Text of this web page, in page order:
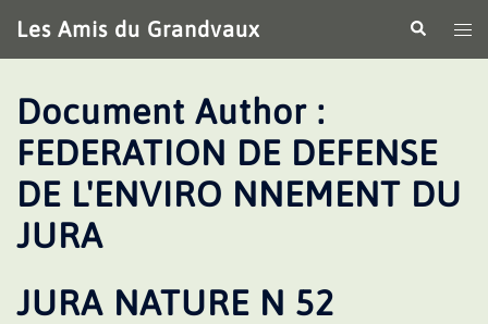
au
contenu
Les Amis du Grandvaux
le
Document Author :
FEDERATION DE DEFENSE
DE L'ENVIRO NNEMENT DU
JURA
JURA NATURE N 52